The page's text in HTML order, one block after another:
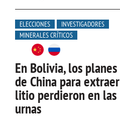
ELECCIONES
INVESTIGADORES
MINERALES CRÍTICOS
En Bolivia, los planes
de China para extraer
litio perdieron en las
urnas